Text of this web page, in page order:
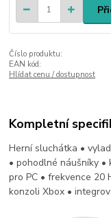
Číslo produktu:
EAN kód:
Hlídat cenu / dostupnost
Kompletní
Herní sluchátka •
• pohodlné náušníky
pro PC • frekvence 20
konzoli Xbox •